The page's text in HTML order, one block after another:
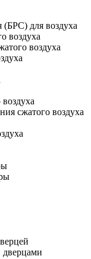
(БРС) для воздуха
воздуха
воздуха
сжатого воздуха